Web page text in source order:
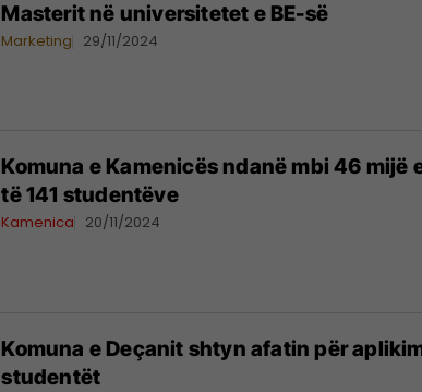
Masterit në universitetet e BE-së
Marketing 29/11/2024
Komuna e Kamenicës ndanë mbi 46 mijë
të 141 studentëve
Kamenica 20/11/2024
Komuna e Deçanit shtyn afatin për
studentët